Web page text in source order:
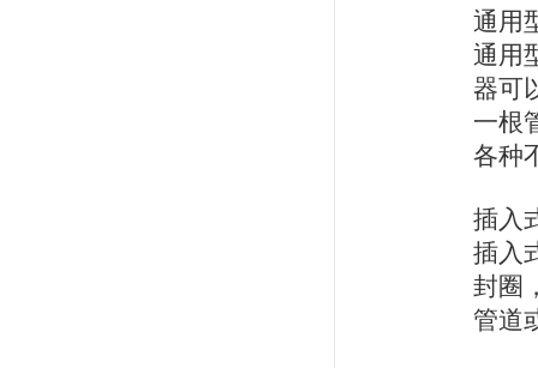
通用
通用
器可
一根
各种
插入
插入
封圈
管道